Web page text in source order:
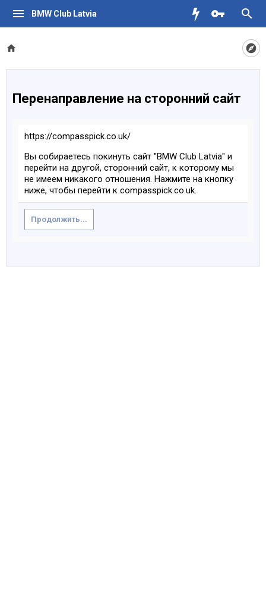
BMW Club Latvia
Перенаправление на сторонний сайт
https://compasspick.co.uk/
Вы собираетесь покинуть сайт "BMW Club Latvia" и
перейти на другой, сторонний сайт, к которому мы
не имеем никакого отношения. Нажмите на кнопку
ниже, чтобы перейти к compasspick.co.uk.
Продолжить...